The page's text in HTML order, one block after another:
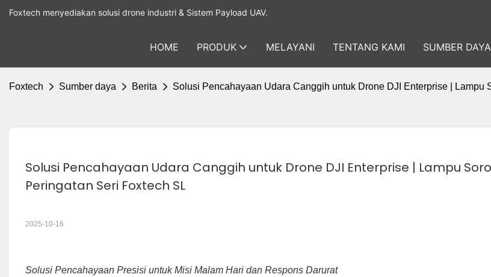
Foxtech menyediakan solusi drone industri & Sistem Payload UAV.
HOME PRODUK MELAYANI TENTANG KAMI SUMBER DAYA
Foxtech Sumber daya Berita Solusi Pencahayaan Udara Canggih untuk Drone DJI Enterprise | Lampu
Solusi Pencahayaan Udara Canggih untuk Drone DJI Enterprise | Lampu
Peringatan Seri Foxtech SL
2025-10-16
Solusi Pencahayaan Presisi untuk Misi Malam Hari dan Respons Darurat